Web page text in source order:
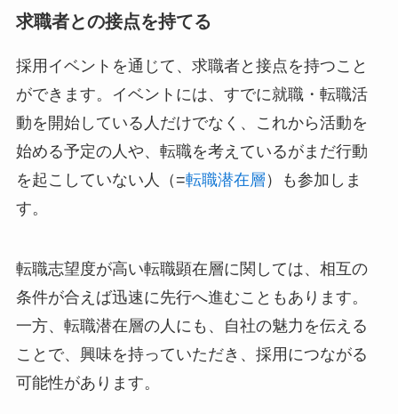
求職者との接点を持てる
採用イベントを通じて、求職者と接点を持つこと
ができます。イベントには、すでに就職・転職活
動を開始している人だけでなく、これから活動を
始める予定の人や、転職を考えているがまだ行動
を起こしていない人（=転職潜在層 ）も参加しま
す。
転職志望度が高い転職顕在層に関しては、相互の
条件が合えば迅速に先行へ進むこともあります。
一方、転職潜在層の人にも、自社の魅力を伝える
ことで、興味を持っていただき、採用につながる
可能性があります。